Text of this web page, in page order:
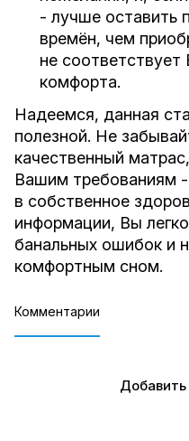
- лучше оставить
времён, чем
не
комфорта.
Надеемся, данная
полезной. Не
качественный
Вашим требованиям
в собственное
информации, Вы
банальных ошибок и
комфортным сном.
Комментарии